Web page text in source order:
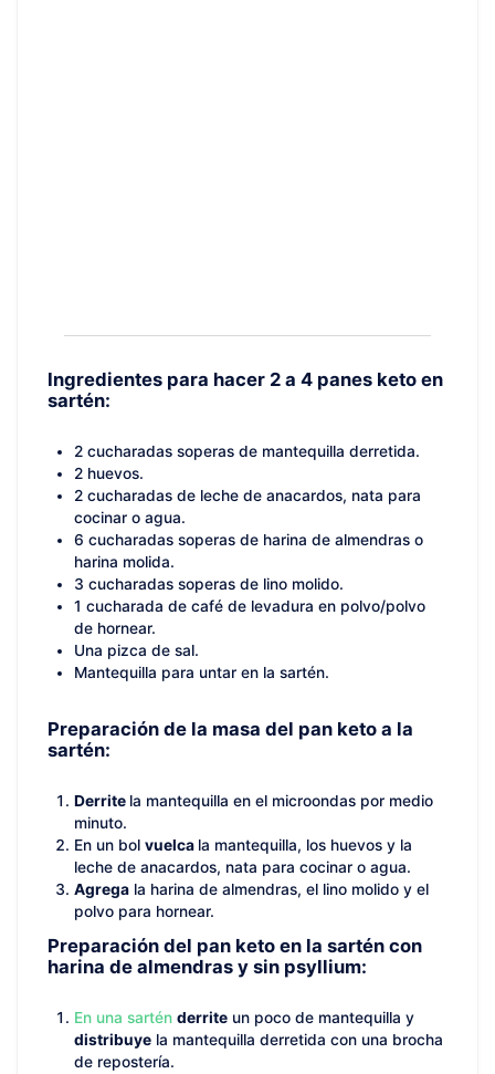
Ingredientes para hacer 2 a 4 panes keto en
sartén:
2 cucharadas soperas de mantequilla derretida.
2 huevos.
2 cucharadas de leche de anacardos, nata para
cocinar o agua.
6 cucharadas soperas de harina de almendras o
harina molida.
3 cucharadas soperas de lino molido.
1 cucharada de café de levadura en polvo/polvo
de hornear.
Una pizca de sal.
Mantequilla para untar en la sartén.
Preparación de la masa del pan keto a la
sartén:
Derrite la mantequilla en el microondas por medio
minuto.
En un bol vuelca la mantequilla, los huevos y la
leche de anacardos, nata para cocinar o agua.
Agrega la harina de almendras, el lino molido y el
polvo para hornear.
Preparación del pan keto en la sartén con
harina de almendras y sin psyllium:
En una sartén derrite un poco de mantequilla y
distribuye la mantequilla derretida con una brocha
de repostería.